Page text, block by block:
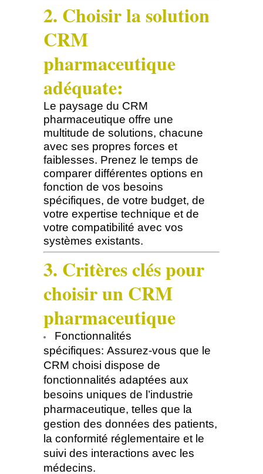
2. Choisir la solution
CRM
pharmaceutique
adéquate:
Le paysage du CRM
pharmaceutique offre une
multitude de solutions, chacune
avec ses propres forces et
faiblesses. Prenez le temps de
comparer différentes options en
fonction de vos besoins
spécifiques, de votre budget, de
votre expertise technique et de
votre compatibilité avec vos
systèmes existants.
3. Critères clés pour
choisir un CRM
pharmaceutique
Fonctionnalités
spécifiques: Assurez-vous que le
CRM choisi dispose de
fonctionnalités adaptées aux
besoins uniques de l’industrie
pharmaceutique, telles que la
gestion des données des patients,
la conformité réglementaire et le
suivi des interactions avec les
médecins.